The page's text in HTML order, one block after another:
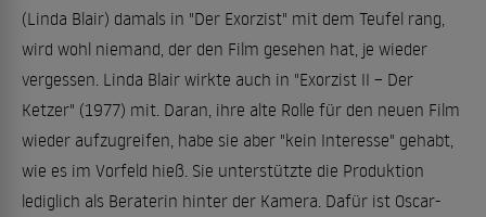
(Linda Blair) damals in "Der Exorzist" mit dem Teufel rang,
wird wohl niemand, der den Film gesehen hat, je wieder
vergessen. Linda Blair wirkte auch in "Exorzist II – Der
Ketzer" (1977) mit. Daran, ihre alte Rolle für den neuen Film
wieder aufzugreifen, habe sie aber "kein Interesse" gehabt,
wie es im Vorfeld hieß. Sie unterstützte die Produktion
lediglich als Beraterin hinter der Kamera. Dafür ist Oscar-